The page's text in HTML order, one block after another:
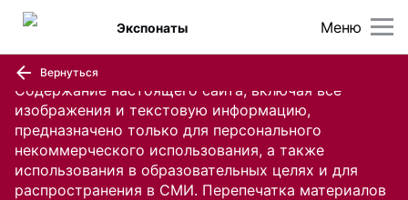
Содержание настоящего сайта, включая все
изображения и текстовую информацию,
предназначено только для персонального
некоммерческого использования, а также
использования в образовательных целях и для
распространения в СМИ. Перепечатка материалов
Меню
Экспонаты
Вернуться